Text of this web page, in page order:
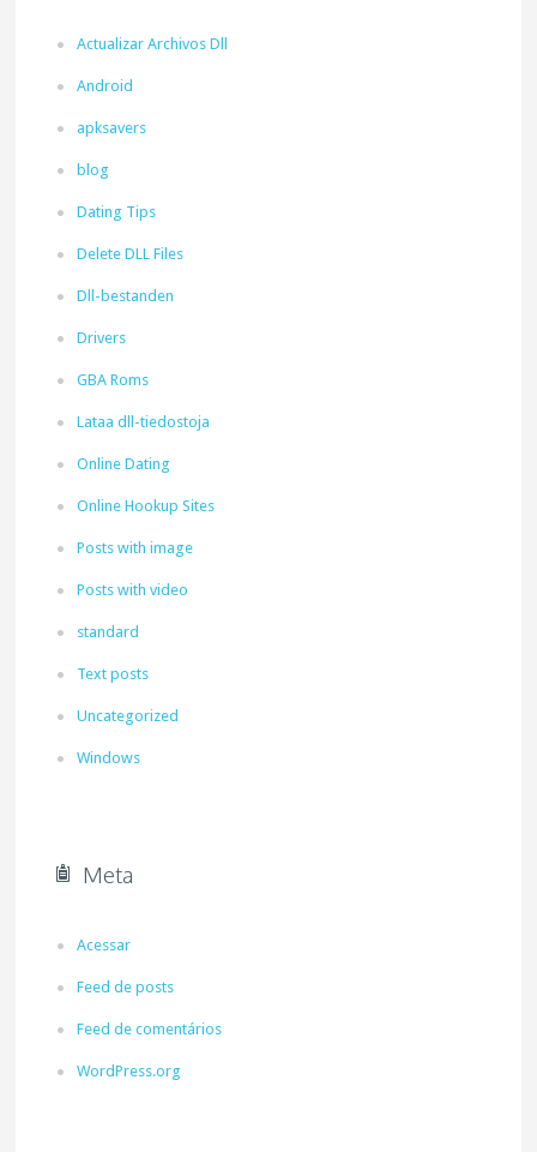
Actualizar Archivos Dll
Android
apksavers
blog
Dating Tips
Delete DLL Files
Dll-bestanden
Drivers
GBA Roms
Lataa dll-tiedostoja
Online Dating
Online Hookup Sites
Posts with image
Posts with video
standard
Text posts
Uncategorized
Windows
Meta
Acessar
Feed de posts
Feed de comentários
WordPress.org